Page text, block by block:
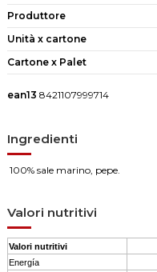
Produttore
Unità x cartone
Cartone x Palet
ean13 8421107999714
Ingredienti
100% sale marino, pepe.
Valori nutritivi
Valori nutritivi
Energía